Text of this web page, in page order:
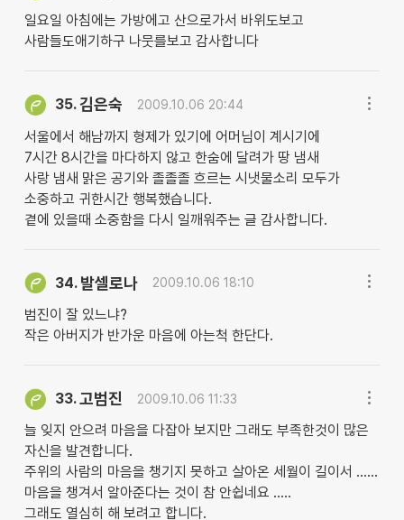
일요일 아침에는 가방에고 산으로가서 바위도보고
사람들도애기하구 나뭇를보고 감사합니다
35.김은숙 2009.10.06 20:44
서울에서 해남까지 형제가 있기에 어머님이 계시기에
7시간 8시간을 마다하지 않고 한숨에 달려가 땅 냄새
사랑 냄새 맑은 공기와 졸졸졸 흐르는 시냇물소리 모두가
소중하고 귀한시간 행복했습니다.
곁에 있을때 소중함을 다시 일깨워주는 글 감사합니다.
34. 발셀로나 2009.10.06 18:10
범진이 잘 있느냐?
작은 아버지가 반가운 마음에 아는척 한단다.
33.고범진 2009.10.06 11:33
늘 잊지 안으려 마음을 다잡아 보지만 그래도 부족한것이 많은
자신을 발견합니다.
주위의 사람의 마음을 챙기지 못하고 살아온 세월이 길이서 ......
마음을 챙겨서 알아준다는 것이 참 안쉽네요 .....
그래도 열심히 해 보려고 합니다.